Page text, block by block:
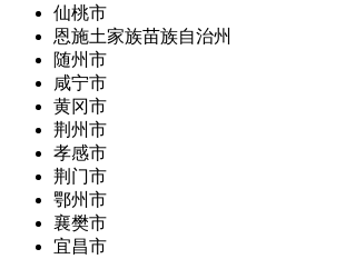
仙桃市
恩施土家族苗族自治州
随州市
咸宁市
黄冈市
荆州市
孝感市
荆门市
鄂州市
襄樊市
宜昌市